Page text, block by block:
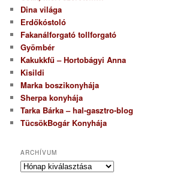
Dina világa
Erdőkóstoló
Fakanálforgató tollforgató
Gyömbér
Kakukkfű – Hortobágyi Anna
Kisildi
Marka boszikonyhája
Sherpa konyhája
Tarka Bárka – hal-gasztro-blog
TücsökBogár Konyhája
ARCHÍVUM
A